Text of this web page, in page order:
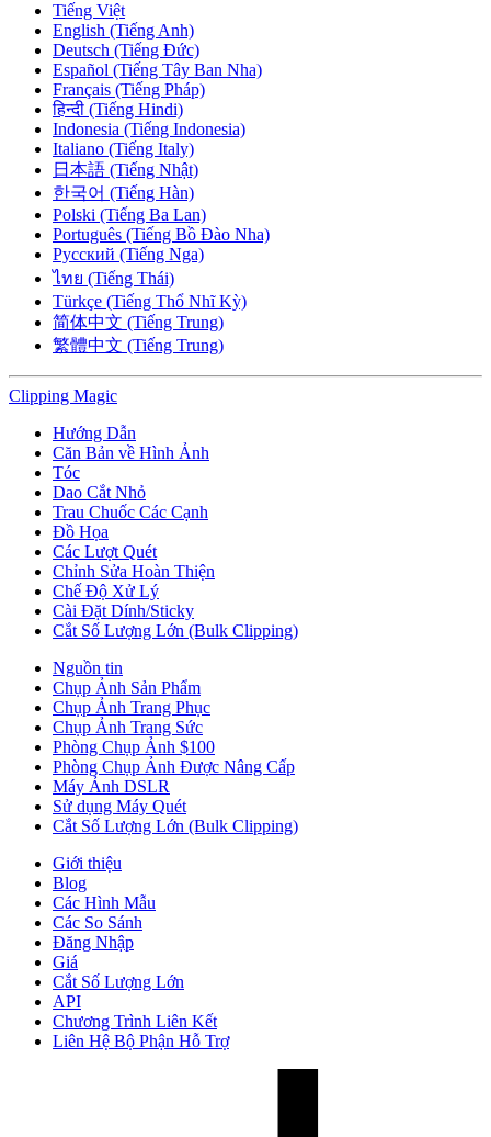
Tiếng Việt
English (Tiếng Anh)
Deutsch (Tiếng Đức)
Español (Tiếng Tây Ban Nha)
Français (Tiếng Pháp)
हिन्दी (Tiếng Hindi)
Indonesia (Tiếng Indonesia)
Italiano (Tiếng Italy)
日本語 (Tiếng Nhật)
한국어 (Tiếng Hàn)
Polski (Tiếng Ba Lan)
Português (Tiếng Bồ Đào Nha)
Русский (Tiếng Nga)
ไทย (Tiếng Thái)
Türkçe (Tiếng Thổ Nhĩ Kỳ)
简体中文 (Tiếng Trung)
繁體中文 (Tiếng Trung)
Clipping Magic
Hướng Dẫn
Căn Bản về Hình Ảnh
Tóc
Dao Cắt Nhỏ
Trau Chuốc Các Cạnh
Đồ Họa
Các Lượt Quét
Chỉnh Sửa Hoàn Thiện
Chế Độ Xử Lý
Cài Đặt Dính/Sticky
Cắt Số Lượng Lớn (Bulk Clipping)
Nguồn tin
Chụp Ảnh Sản Phẩm
Chụp Ảnh Trang Phục
Chụp Ảnh Trang Sức
Phòng Chụp Ảnh $100
Phòng Chụp Ảnh Được Nâng Cấp
Máy Ảnh DSLR
Sử dụng Máy Quét
Cắt Số Lượng Lớn (Bulk Clipping)
Giới thiệu
Blog
Các Hình Mẫu
Các So Sánh
Đăng Nhập
Giá
Cắt Số Lượng Lớn
API
Chương Trình Liên Kết
Liên Hệ Bộ Phận Hỗ Trợ